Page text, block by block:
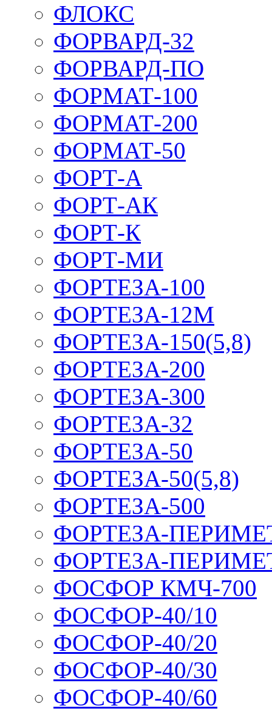
ФЛОКС
ФОРВАРД-32
ФОРВАРД-ПО
ФОРМАТ-100
ФОРМАТ-200
ФОРМАТ-50
ФОРТ-А
ФОРТ-АК
ФОРТ-К
ФОРТ-МИ
ФОРТЕЗА-100
ФОРТЕЗА-12М
ФОРТЕЗА-150(5,8)
ФОРТЕЗА-200
ФОРТЕЗА-300
ФОРТЕЗА-32
ФОРТЕЗА-50
ФОРТЕЗА-50(5,8)
ФОРТЕЗА-500
ФОРТЕЗА-
ФОРТЕЗА-
ФОСФОР КМЧ-700
ФОСФОР-40/10
ФОСФОР-40/20
ФОСФОР-40/30
ФОСФОР-40/60